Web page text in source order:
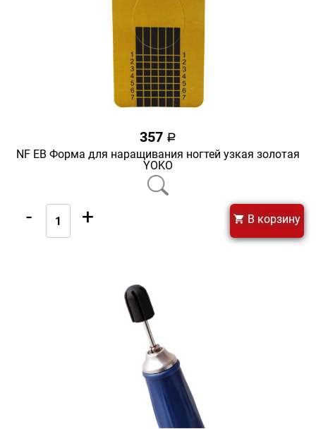
357 a
NF ЕВ Форма для наращивания ногтей узкая золотая
YOKO
- + В корзину